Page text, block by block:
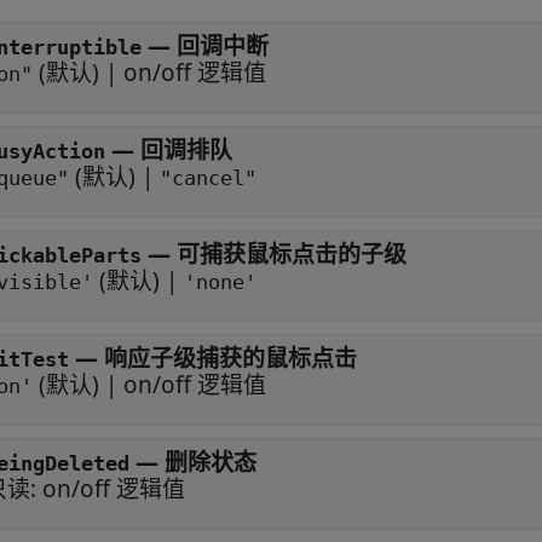
— 回调中断
(默认) | on/off 逻辑值
— 回调排队
(默认) | "cancel"
— 可捕获鼠标点击的子级
(默认) | 'none'
— 响应子级捕获的鼠标点击
(默认) | on/off 逻辑值
— 删除状态
读: on/off 逻辑值